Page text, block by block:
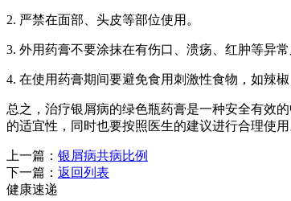
2. 严禁在面部、头皮等部位使用。
3. 外用药膏不要涂抹在有伤口、溃疡、红肿等异常
4. 在使用药膏期间要避免食用刺激性食物，如辣椒
总之，治疗银屑病的绿色瓶药膏是一种安全有效
的适宜性，同时也要按照医生的建议进行合理使用
上一篇： 银屑病共病比例
下一篇： 返回列表
健康速递